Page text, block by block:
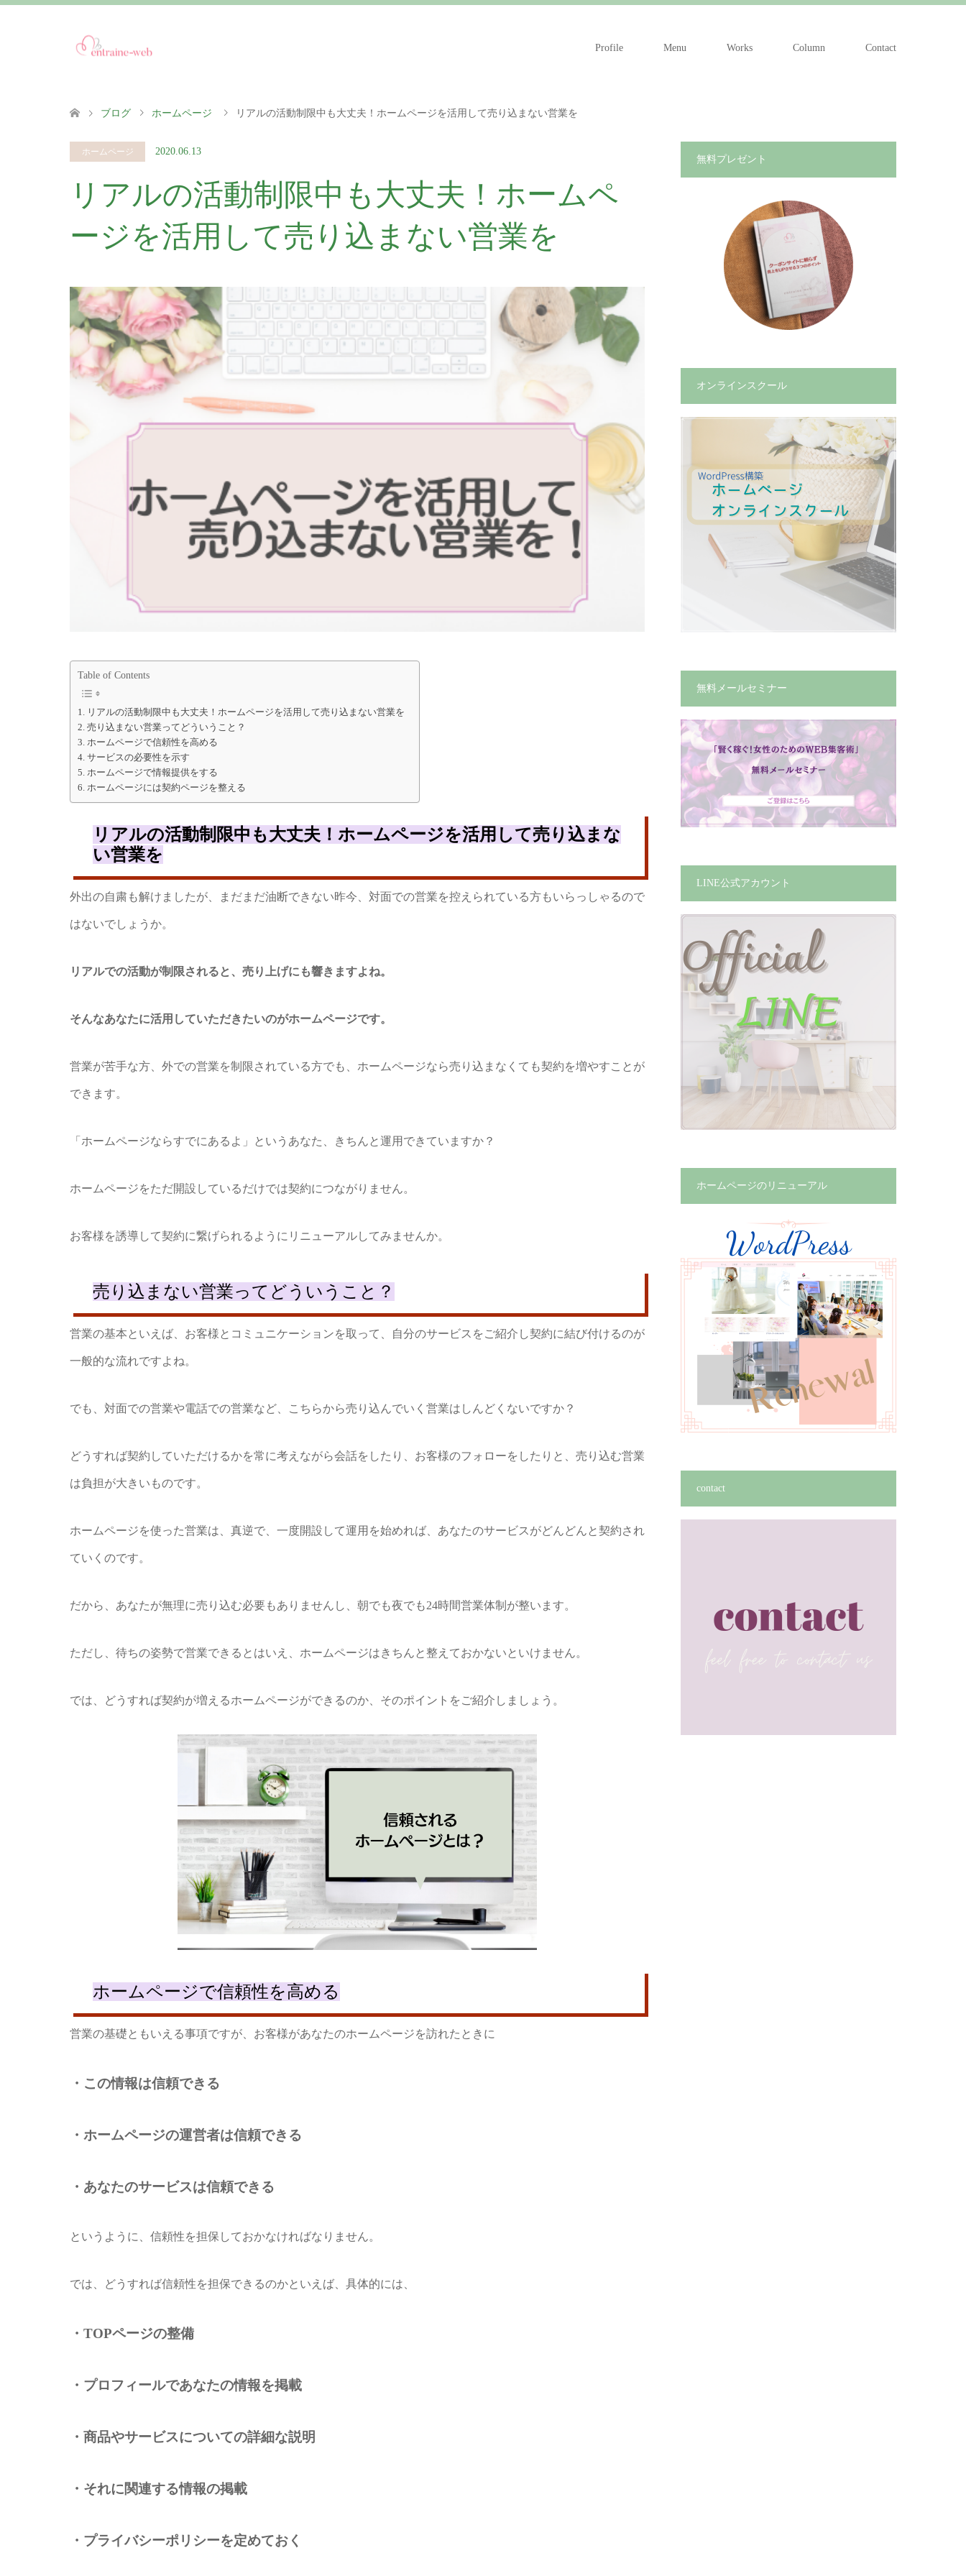
Profile Menu Works Column Contact
ブログ ホームページ リアルの活動制限中も大丈夫！ホームページを活用して売り込まない営業を
ホームページ 2020.06.13
リアルの活動制限中も大丈夫！ホームペ
ージを活用して売り込まない営業を
Table of Contents
リアルの活動制限中も大丈夫！ホームページを活用して売り込まない営業を
売り込まない営業ってどういうこと？
ホームページで信頼性を高める
サービスの必要性を示す
ホームページで情報提供をする
ホームページには契約ページを整える
リアルの活動制限中も大丈夫！ホームページを活用して売り込まな
い営業を
外出の自粛も解けましたが、まだまだ油断できない昨今、対面での営業を控えられている方もいらっしゃるので
はないでしょうか。
リアルでの活動が制限されると、売り上げにも響きますよね。
そんなあなたに活用していただきたいのがホームページです。
営業が苦手な方、外での営業を制限されている方でも、ホームページなら売り込まなくても契約を増やすことが
できます。
「ホームページならすでにあるよ」というあなた、きちんと運用できていますか？
ホームページをただ開設しているだけでは契約につながりません。
お客様を誘導して契約に繋げられるようにリニューアルしてみませんか。
売り込まない営業ってどういうこと？
営業の基本といえば、お客様とコミュニケーションを取って、自分のサービスをご紹介し契約に結び付けるのが
一般的な流れですよね。
でも、対面での営業や電話での営業など、こちらから売り込んでいく営業はしんどくないですか？
どうすれば契約していただけるかを常に考えながら会話をしたり、お客様のフォローをしたりと、売り込む営業
は負担が大きいものです。
ホームページを使った営業は、真逆で、一度開設して運用を始めれば、あなたのサービスがどんどんと契約され
ていくのです。
だから、あなたが無理に売り込む必要もありませんし、朝でも夜でも24時間営業体制が整います。
ただし、待ちの姿勢で営業できるとはいえ、ホームページはきちんと整えておかないといけません。
では、どうすれば契約が増えるホームページができるのか、そのポイントをご紹介しましょう。
ホームページで信頼性を高める
営業の基礎ともいえる事項ですが、お客様があなたのホームページを訪れたときに
・この情報は信頼できる
・ホームページの運営者は信頼できる
・あなたのサービスは信頼できる
というように、信頼性を担保しておかなければなりません。
では、どうすれば信頼性を担保できるのかといえば、具体的には、
・TOPページの整備
・プロフィールであなたの情報を掲載
・商品やサービスについての詳細な説明
・それに関連する情報の掲載
・プライバシーポリシーを定めておく
無料プレゼント
オンラインスクール
無料メールセミナー
LINE公式アカウント
ホームページのリニューアル
contact